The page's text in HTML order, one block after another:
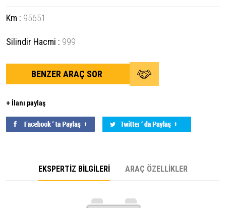
Km : 95651
Silindir Hacmi : 999
BENZER ARAÇ SOR
+ İlanı paylaş
EKSPERTİZ BİLGİLERİ ARAÇ ÖZELLİKLER